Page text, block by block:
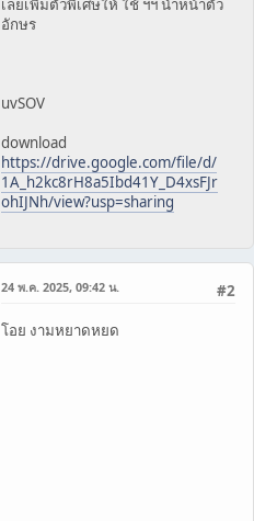
เลยเพิ่มตัวพิเศษให้ ใช้ ฯฯ นำหน้าตัว
อักษร
uvSOV
download
https://drive.google.com/file/d/
1A_h2kc8rH8a5Ibd41Y_D4xsFJr
ohIJNh/view?usp=sharing
#2
24 พ.ค. 2025, 09:42 น.
โอย งามหยาดหยด